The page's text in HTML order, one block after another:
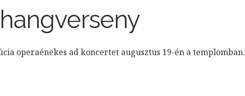
operaénekes ad koncertet augusztus 19-én a templomban.